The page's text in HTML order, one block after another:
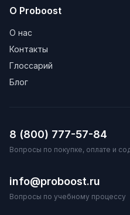
О Proboost
О нас
Контакты
Глоссарий
Блог
8 (800) 777-57-84
Вопросы по покупке, оплате и
info@proboost.ru
Вопросы по учебному процессу